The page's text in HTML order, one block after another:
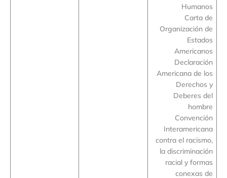
Humanos
Carta de
Organización de
Estados
Americanos
Declaración
Americana de los
Derechos y
Deberes del
hombre
Convención
Interamericana
contra el racismo,
la discriminación
racial y formas
conexas de